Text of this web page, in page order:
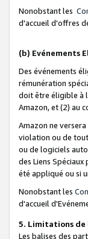
Nonobstant les
d'accueil d'offres
(b) Evénements
Des événements
rémunération
doit être éligible à
Amazon, et (2) au
Amazon ne
violation ou de
ou de logiciels
des Liens
été appliqué ou si
Nonobstant les
d'accueil
5. Limitations de
Les balises des